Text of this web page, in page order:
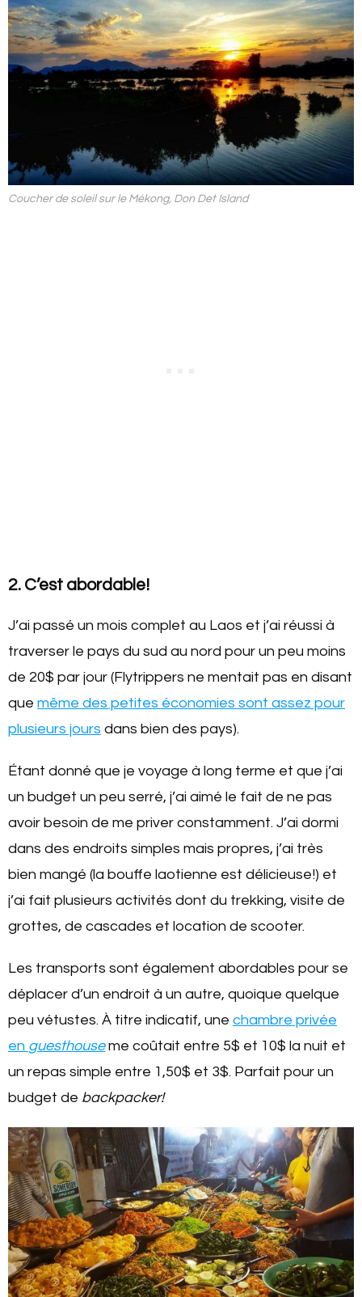
Coucher de soleil sur le Mékong, Don Det Island
2. C’est abordable!
J’ai passé un mois complet au Laos et j’ai réussi à
traverser le pays du sud au nord pour un peu moins
de 20$ par jour (Flytrippers ne mentait pas en disant
que même des petites économies sont assez pour
plusieurs jours dans bien des pays).
Étant donné que je voyage à long terme et que j’ai
un budget un peu serré, j’ai aimé le fait de ne pas
avoir besoin de me priver constamment. J’ai dormi
dans des endroits simples mais propres, j’ai très
bien mangé (la bouffe laotienne est délicieuse!) et
j’ai fait plusieurs activités dont du trekking, visite de
grottes, de cascades et location de scooter.
Les transports sont également abordables pour se
déplacer d’un endroit à un autre, quoique quelque
peu vétustes. À titre indicatif, une chambre privée
en guesthouseme coûtait entre 5$ et 10$ la nuit et
un repas simple entre 1,50$ et 3$. Parfait pour un
budget de backpacker!